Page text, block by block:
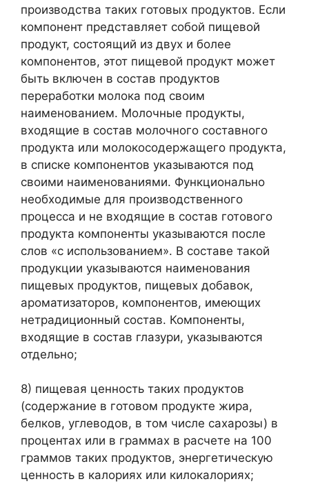
производства таких готовых продуктов. Если
компонент представляет собой пищевой
продукт, состоящий из двух и более
компонентов, этот пищевой продукт может
быть включен в состав продуктов
переработки молока под своим
наименованием. Молочные продукты,
входящие в состав молочного составного
продукта или молокосодержащего продукта,
в списке компонентов указываются под
своими наименованиями. Функционально
необходимые для производственного
процесса и не входящие в состав готового
продукта компоненты указываются после
слов «с использованием». В составе такой
продукции указываются наименования
пищевых продуктов, пищевых добавок,
ароматизаторов, компонентов, имеющих
нетрадиционный состав. Компоненты,
входящие в состав глазури, указываются
отдельно;
8) пищевая ценность таких продуктов
(содержание в готовом продукте жира,
белков, углеводов, в том числе сахарозы) в
процентах или в граммах в расчете на 100
граммов таких продуктов, энергетическую
ценность в калориях или килокалориях;